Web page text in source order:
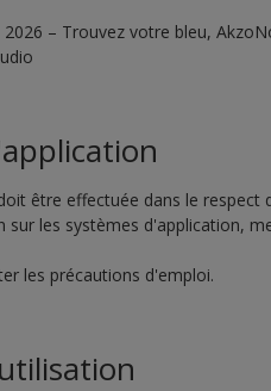
2026 – Trouvez votre bleu,
être effectuée dans le
sur les systèmes d'application,
les précautions d'emploi.